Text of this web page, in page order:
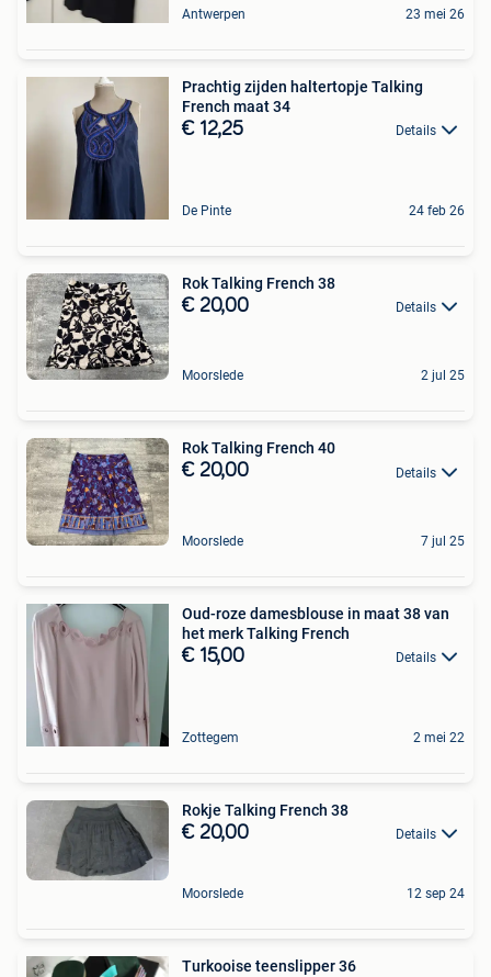
Antwerpen 23 mei 26
Prachtig zijden haltertopje Talking
French maat 34
€ 12,25 Details
De Pinte 24 feb 26
Rok Talking French 38
€ 20,00 Details
Moorslede 2 jul 25
Rok Talking French 40
€ 20,00 Details
Moorslede 7 jul 25
Oud-roze damesblouse in maat 38 van
het merk Talking French
€ 15,00 Details
Zottegem 2 mei 22
Rokje Talking French 38
€ 20,00 Details
Moorslede 12 sep 24
Turkooise teenslipper 36